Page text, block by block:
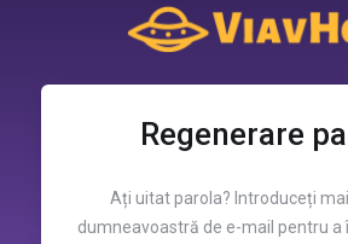
Regenerare
Ați uitat parola? Introduceți
dumneavoastră de e-mail pentru a